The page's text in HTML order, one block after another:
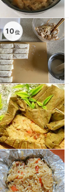
10位